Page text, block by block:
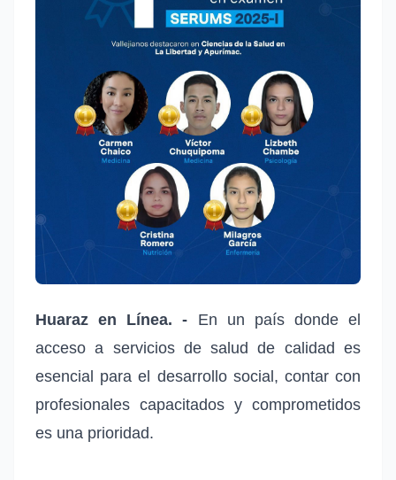
Huaraz en Línea. - En un país donde el
acceso a servicios de salud de calidad es
esencial para el desarrollo social, contar con
profesionales capacitados y comprometidos
es una prioridad.